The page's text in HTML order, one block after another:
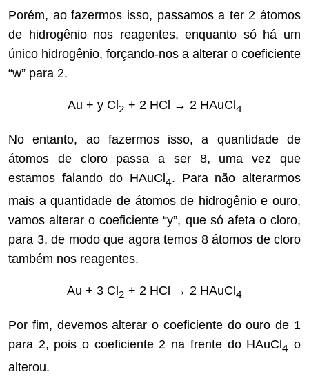
Porém, ao fazermos isso, passamos a ter 2 átomos
de hidrogênio nos reagentes, enquanto só há um
único hidrogênio, forçando-nos a alterar o coeficiente
“w” para 2.
Au + y Cl2 + 2 HCl → 2 HAuCl4
No entanto, ao fazermos isso, a quantidade de
átomos de cloro passa a ser 8, uma vez que
estamos falando do HAuCl 4. Para não alterarmos
mais a quantidade de átomos de hidrogênio e ouro,
vamos alterar o coeficiente “y”, que só afeta o cloro,
para 3, de modo que agora temos 8 átomos de cloro
também nos reagentes.
Au + 3 Cl2 + 2 HCl → 2 HAuCl4
Por fim, devemos alterar o coeficiente do ouro de 1
para 2, pois o coeficiente 2 na frente do HAuCl 4 o
alterou.